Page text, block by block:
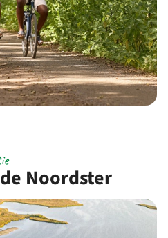
Noordster